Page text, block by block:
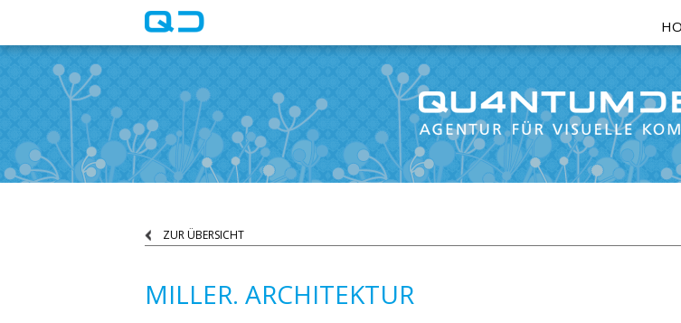
ZUR ÜBERSICHT
MILLER. ARCHITEKTUR